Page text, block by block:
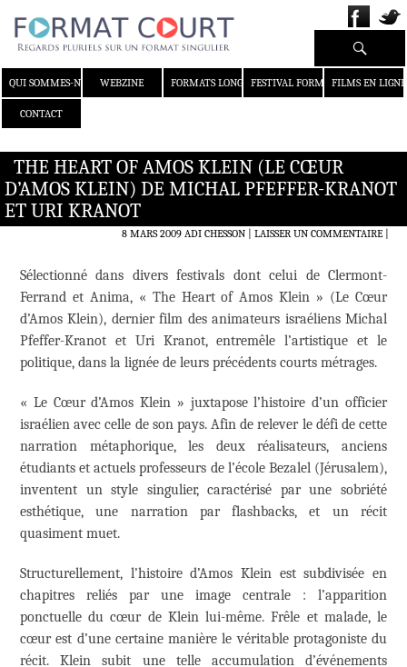
QUI SOMMES-NOUS ?WEBZINE FORMATS LONGS FESTIVAL FORMAT COURT
FILMS EN LIGNE
CONTACT
Recherche
THE HEART OF AMOS KLEIN (LE CŒUR
D’AMOS KLEIN) DE MICHAL PFEFFER-KRANOT
ET URI KRANOT
8 MARS 2009 ADI CHESSON LAISSER UN COMMENTAIRE|
Sélectionné dans divers festivals dont celui de Clermont-
Ferrand et Anima, « The Heart of Amos Klein » (Le Cœur
d’Amos Klein), dernier film des animateurs israéliens Michal
Pfeffer-Kranot et Uri Kranot, entremêle l’artistique et le
politique, dans la lignée de leurs précédents courts métrages.
« Le Cœur d’Amos Klein » juxtapose l’histoire d’un officier
israélien avec celle de son pays. Afin de relever le défi de cette
narration métaphorique, les deux réalisateurs, anciens
étudiants et actuels professeurs de l’école Bezalel (Jérusalem),
inventent un style singulier, caractérisé par une sobriété
esthétique, une narration par flashbacks, et un récit
quasiment muet.
Structurellement, l’histoire d’Amos Klein est subdivisée en
chapitres reliés par une image centrale : l’apparition
ponctuelle du cœur de Klein lui-même. Frêle et malade, le
cœur est d’une certaine manière le véritable protagoniste du
récit. Klein subit une telle accumulation d’événements